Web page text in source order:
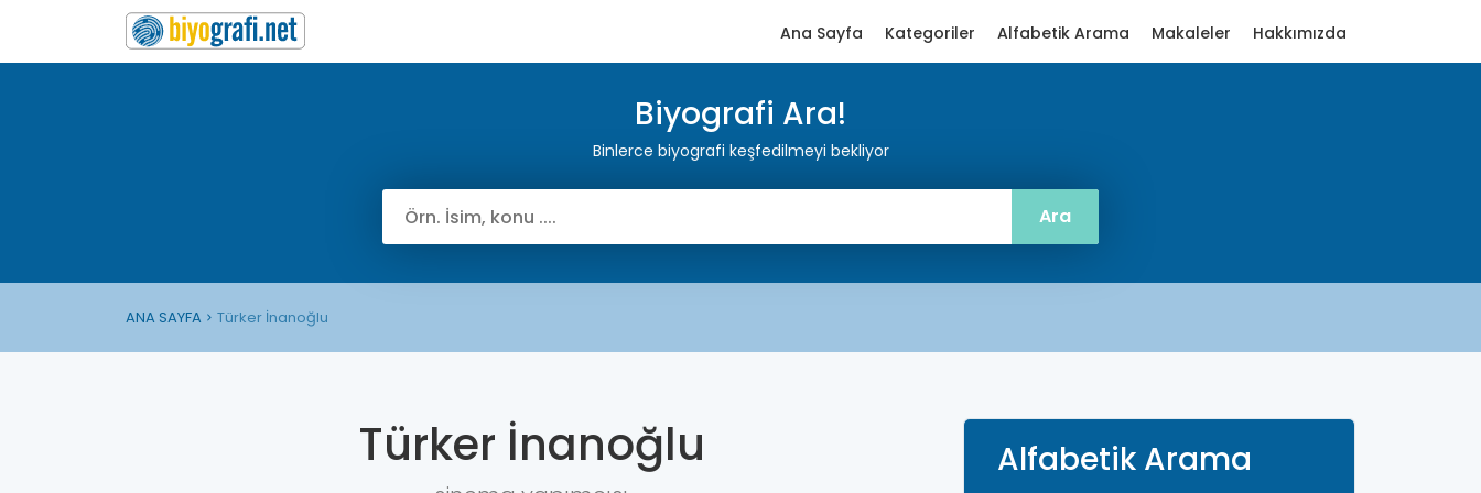
Ana Sayfa Kategoriler Alfabetik Arama Makaleler Hakkımızda
Biyografi Ara!
Binlerce biyografi keşfedilmeyi bekliyor
ANA SAYFA Türker İnanoğlu
Türker İnanoğlu Alfabetik Arama